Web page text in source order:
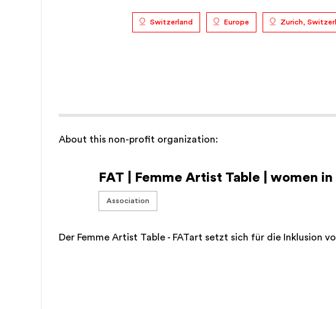
Switzerland Europe Zurich,
About this non-profit organization:
FAT | Femme Artist Table | women in
Association
Der Femme Artist Table - FATart setzt sich für die Inklusion